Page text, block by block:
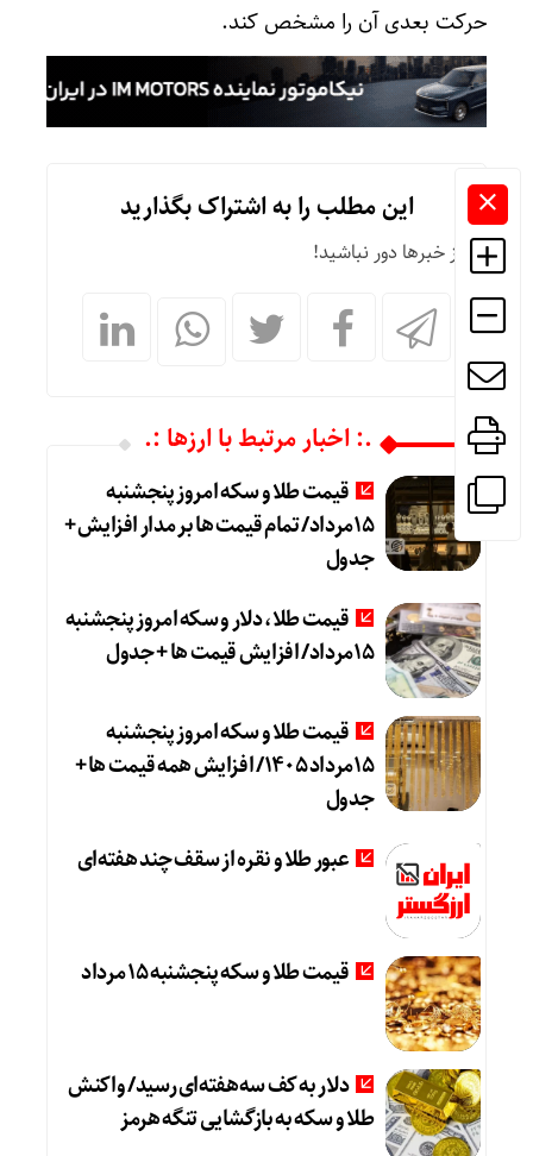
حرکت بعدی آن را مشخص کند.
این مطلب را به اشتراک بگذارید
از خبرها دور نباشید!
.: اخبار مرتبط با ارزها :.
قیمت طلا و سکه امروز پنجشنبه
15مرداد/ تمام قیمت ها بر مدار افزایش +
جدول
قیمت طلا، دلار و سکه امروز پنجشنبه
15مرداد/ افزایش قیمت ها + جدول
قیمت طلا و سکه امروز پنجشنبه
15مرداد 1405/ افزایش همه قیمت ها +
جدول
عبور طلا و نقره از سقف چند هفته‌ای
قیمت طلا و سکه پنجشنبه 15 مرداد
دلار به کف سه‌هفته‌ای رسید/ واکنش
طلا و سکه به بازگشایی تنگه هرمز